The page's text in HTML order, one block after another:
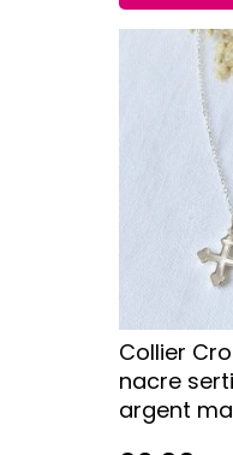
Collier
nacre
argent
variations.
sur
la
page
du
produit